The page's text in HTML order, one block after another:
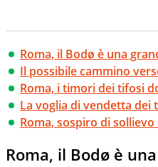
Roma, il Bodø è una
Il possibile cammino
Roma, i timori dei tifosi
La voglia di vendetta dei
Roma, sospiro di
Roma, il Bodø è